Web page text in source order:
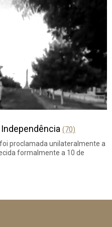
(70)
proclamada unilateralmente a
formalmente a 10 de